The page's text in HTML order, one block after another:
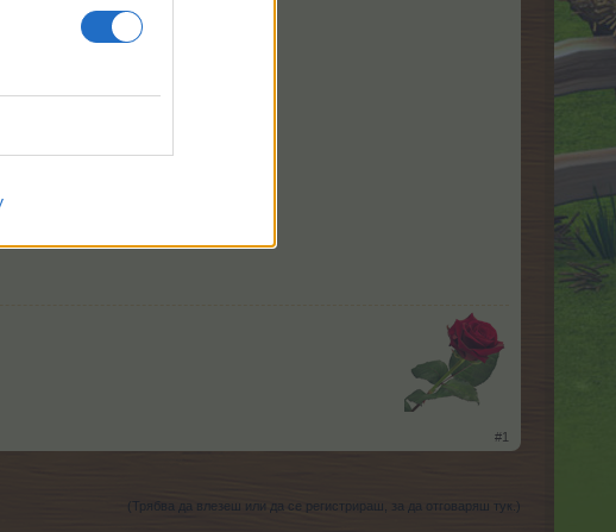
#1
(Трябва да влезеш или да се регистрираш, за да отговаряш тук.)